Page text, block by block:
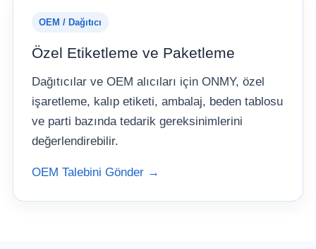
OEM / Dağıtıcı
Özel Etiketleme ve Paketleme
Dağıtıcılar ve OEM alıcıları için ONMY, özel
işaretleme, kalıp etiketi, ambalaj, beden tablosu
ve parti bazında tedarik gereksinimlerini
değerlendirebilir.
OEM Talebini Gönder →